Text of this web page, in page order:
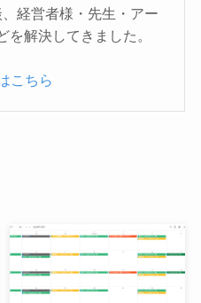
経営者様・先生・アー
を解決してきました。
こちら